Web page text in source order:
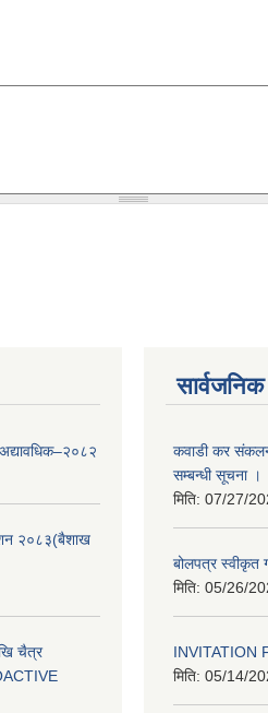
अद्यावधिक–२०८२
२०८३(बैशाख
चैत्र
कवाडी कर
सम्बन्धी सूचना ।
मिति: 07/27/
बोलपत्र स्वीकृत
मिति: 05/26/
INVITATION
मिति: 05/14/